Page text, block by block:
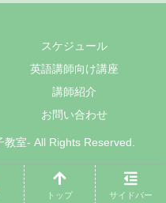
スケジュール
英語講師向け講座
講師紹介
お問い合わせ
室- All Rights Reserved.
トップ サイドバー